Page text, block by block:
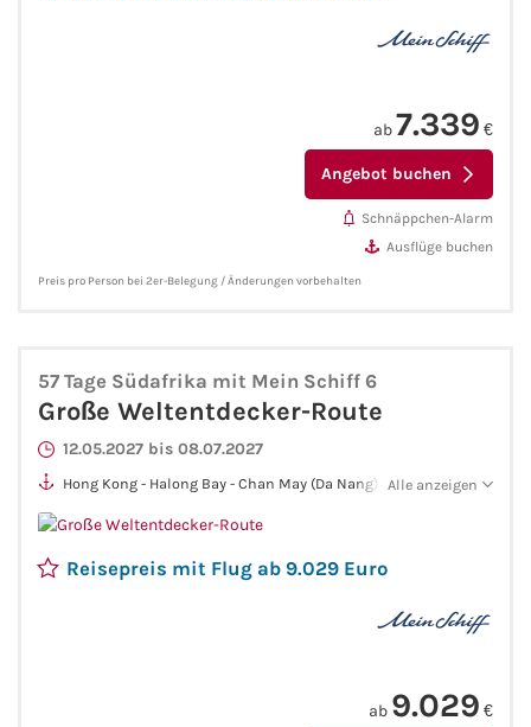
Norwegian Cruise Line
PLANTOURS Kreuzfahrten
Alle Reedereien
Flusskreuzfahrten
A-ROSA Flusskreuzfahrten
ab7.339 €
Angebot buchen
Schnäppchen-Alarm
Ausflüge buchen
Preis pro Person bei 2er-Belegung / Änderungen vorbehalten
57 Tage Südafrika mit Mein Schiff 6
Große Weltentdecker-Route
12.05.2027 bis 08.07.2027
Hong Kong - Halong Bay - Chan May (Da Nang) - Phu My (Ho-
Singapur - Port Klang (Kuala Lumpur) - Colombo - Malé - Port
Walvis Bay - Praia (Santiago) - Mindelo (São Vicente) - Las
Alle anzeigen
Reisepreis mit Flug ab 9.029 Euro
ab 9.029 €